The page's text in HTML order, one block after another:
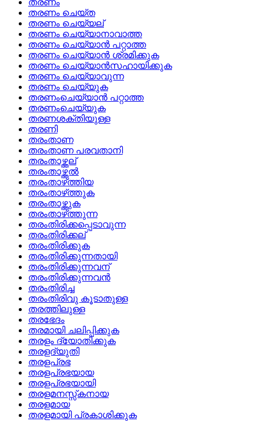
തരണം
തരണം ചെയ്ത
തരണം ചെയ്യല്
തരണം ചെയ്യാനാവാത്ത
തരണം ചെയ്യാന്‍ പറ്റാത്ത
തരണം ചെയ്യാന്‍ ശ്രമിക്കുക
തരണം ചെയ്യാന്‍സഹായിക്കുക
തരണം ചെയ്യാവുന്ന
തരണം ചെയ്യുക
തരണംചെയ്യാന്‍ പറ്റാത്ത
തരണംചെയ്യുക
തരണശക്തിയുള്ള
തരണി
തരംതാണ
തരംതാണ പരവതാനി
തരംതാഴ്ത്തല്
തരംതാഴ്ത്തല്‍
തരംതാഴ്‌ത്തിയ
തരംതാഴ്‌ത്തുക
തരംതാഴ്ത്തുക
തരംതാഴ്‌ത്തുന്ന
തരംതിരിക്കപ്പെടാവുന്ന
തരംതിരിക്കല്
തരംതിരിക്കുക
തരംതിരിക്കുന്നതായി
തരംതിരിക്കുന്നവന്
തരംതിരിക്കുന്നവന്‍
തരംതിരിച്ച
തരംതിരിവു കൂടാതുള്ള
തരത്തിലുള്ള
തരഭേദം
തരമായി ചലിപ്പിക്കുക
തരളം ദ്യോതിക്കുക
തരളദ്യുതി
തരളപ്രഭ
തരളപ്രഭയായ
തരളപ്രഭയായി
തരളമനസ്സ്‌കനായ
തരളമായ
തരളമായി പ്രകാശിക്കുക